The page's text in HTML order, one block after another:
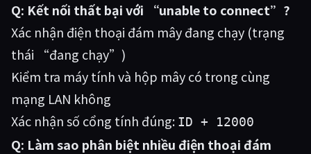
Q: Kết nối thất bại với “unable to connect”?
Xác nhận điện thoại đám mây đang chạy (trạng
thái “đang chạy”)
Kiểm tra máy tính và hộp mây có trong cùng
mạng LAN không
Xác nhận số cổng tính đúng: ID + 12000
Q: Làm sao phân biệt nhiều điện thoại đám